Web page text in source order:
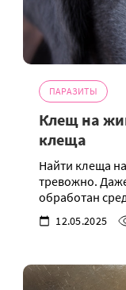
ПАРАЗИТЫ
Клещ на
клеща
Найти клеща
тревожно.
обработан
12.05.2025